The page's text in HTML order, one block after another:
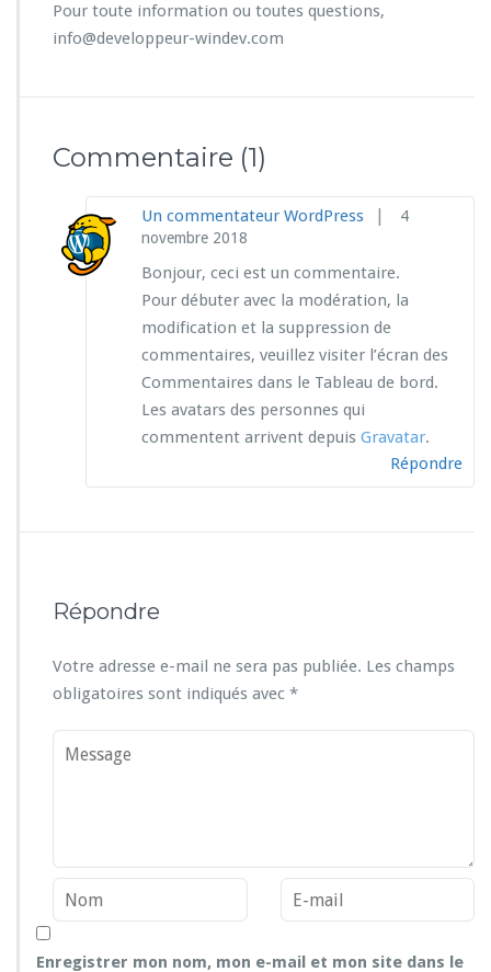
n
t
l
n
d
e !
Pour toute information ou toutes questions,
info@developpeur-windev.com
Commentaire (1)
Un commentateur WordPress |
4
novembre 2018
Bonjour, ceci est un commentaire.
Pour débuter avec la modération, la
modification et la suppression de
commentaires, veuillez visiter l’écran des
Commentaires dans le Tableau de bord.
Les avatars des personnes qui
commentent arrivent depuis Gravatar.
Répondre
Répondre
Votre adresse e-mail ne sera pas publiée. Les champs
obligatoires sont indiqués avec *
Enregistrer mon nom, mon e-mail et mon site dans le